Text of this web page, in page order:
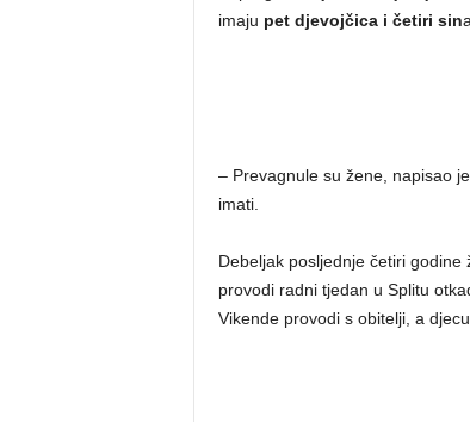
imaju pet djevojčica i četiri sin
– Prevagnule su žene, napisao
imati.
Debeljak posljednje četiri
provodi radni tjedan u Splitu
Vikende provodi s obitelji, a